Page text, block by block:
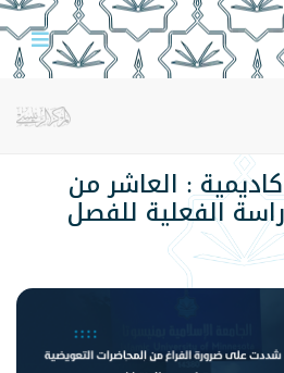
: العاشر من
الفعلية للفصل